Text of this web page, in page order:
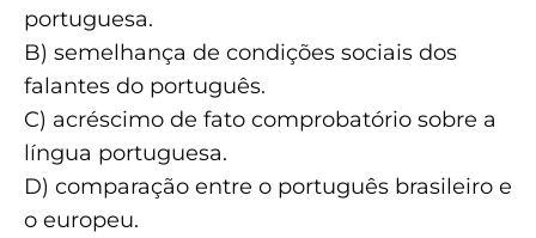
portuguesa.
B) semelhança de condições sociais dos
falantes do português.
C) acréscimo de fato comprobatório sobre a
língua portuguesa.
D) comparação entre o português brasileiro e
o europeu.